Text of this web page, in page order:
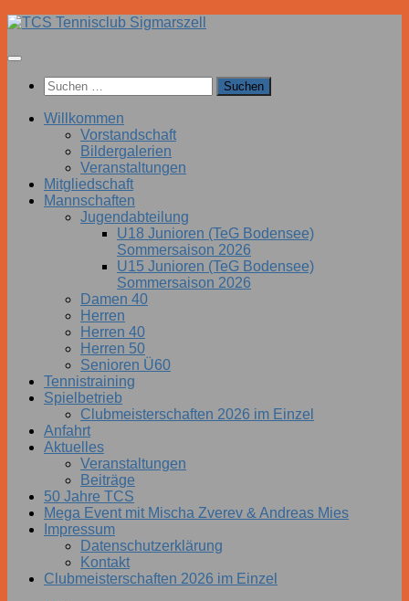
Zum
springen
Suchen
nach:
Willkommen
Vorstandschaft
Bildergalerien
Veranstaltungen
Mitgliedschaft
Mannschaften
Jugendabteilung
U18 Junioren (TeG Bodensee)
Sommersaison 2026
U15 Junioren (TeG Bodensee)
Sommersaison 2026
Damen 40
Herren
Herren 40
Herren 50
Senioren Ü60
Tennistraining
Spielbetrieb
Clubmeisterschaften 2026 im Einzel
Anfahrt
Aktuelles
Veranstaltungen
Beiträge
50 Jahre TCS
Mega Event mit Mischa Zverev & Andreas Mies
Impressum
Datenschutzerklärung
Kontakt
Clubmeisterschaften 2026 im Einzel